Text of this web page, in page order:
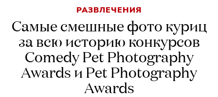
РАЗВЛЕЧЕНИЯ
Самые смешные фото куриц
за всю историю конкурсов
Comedy Pet Photography
Awards и Pet Photography
Awards